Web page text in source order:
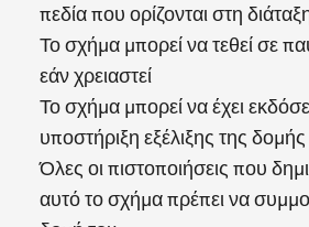
πεδία που ορίζονται στη
Το σχήμα μπορεί να τεθεί σε
εάν χρειαστεί
Το σχήμα μπορεί να έχει
υποστήριξη εξέλιξης της
Όλες οι πιστοποιήσεις που
αυτό το σχήμα πρέπει να